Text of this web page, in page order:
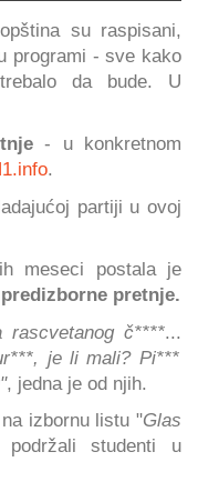
su raspisani,
programi - sve kako
da bude. U
- u konkretnom
.
partiji u ovoj
meseci postala je
predizborne pretnje.
rascvetanog č****...
je li mali? Pi***
, jedna je od njih.
na izbornu listu "Glas
studenti u